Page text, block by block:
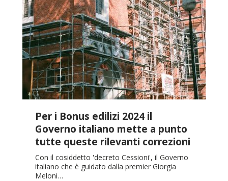
Per i Bonus edilizi 2024 il
Governo italiano mette a punto
tutte queste rilevanti correzioni
Con il cosiddetto 'decreto Cessioni', il Governo
italiano che è guidato dalla premier Giorgia
Meloni…